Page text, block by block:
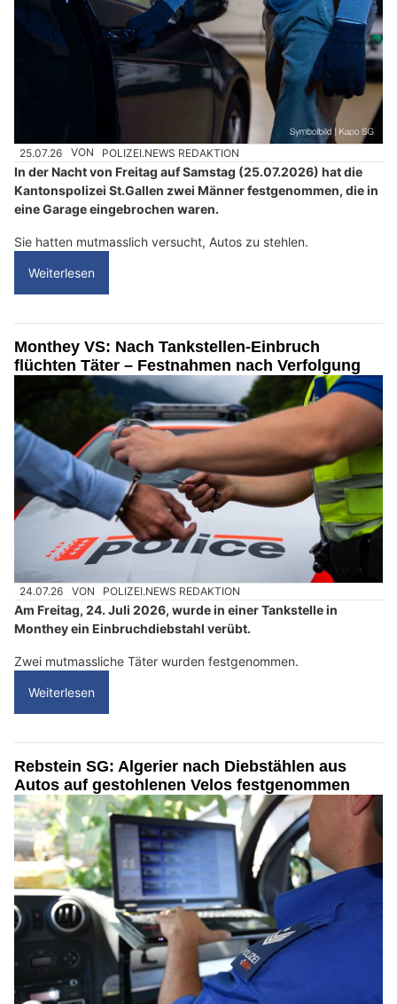
25.07.26 VON POLIZEI.NEWS REDAKTION
In der Nacht von Freitag auf Samstag (25.07.2026) hat die
Kantonspolizei St.Gallen zwei Männer festgenommen, die in
eine Garage eingebrochen waren.
Sie hatten mutmasslich versucht, Autos zu stehlen.
Weiterlesen
Monthey VS: Nach Tankstellen-Einbruch
flüchten Täter – Festnahmen nach Verfolgung
24.07.26 VON POLIZEI.NEWS REDAKTION
Am Freitag, 24. Juli 2026, wurde in einer Tankstelle in
Monthey ein Einbruchdiebstahl verübt.
Zwei mutmassliche Täter wurden festgenommen.
Weiterlesen
Rebstein SG: Algerier nach Diebstählen aus
Autos auf gestohlenen Velos festgenommen